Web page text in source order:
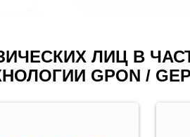
ЛИЦ В
GPON /